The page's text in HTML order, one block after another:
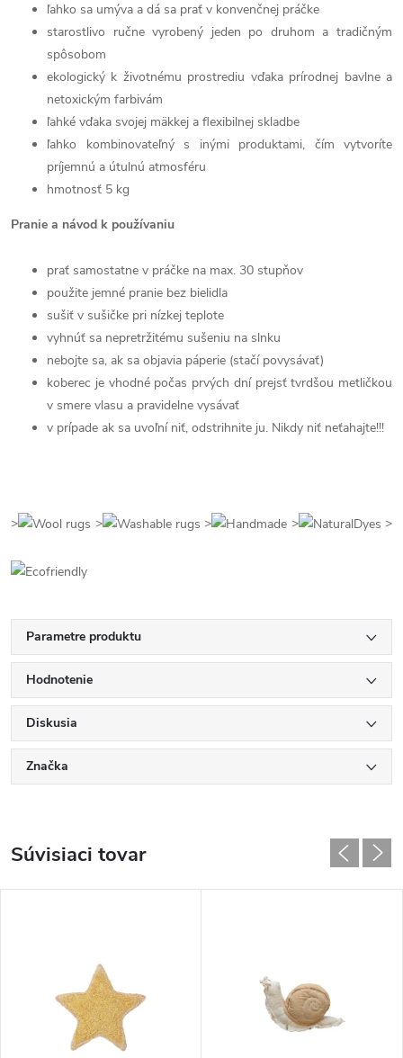
ľahko sa umýva a dá sa prať v konvenčnej práčke
starostlivo ručne vyrobený jeden po druhom a tradičným
spôsobom
ekologický k životnému prostrediu vďaka prírodnej bavlne a
netoxickým farbivám
ľahké vďaka svojej mäkkej a flexibilnej skladbe
ľahko kombinovateľný s inými produktami, čím vytvoríte
príjemnú a útulnú atmosféru
hmotnosť 5 kg
Pranie a návod k používaniu
prať samostatne v práčke na max. 30 stupňov
použite jemné pranie bez bielidla
sušiť v sušičke pri nízkej teplote
vyhnúť sa nepretržitému sušeniu na slnku
nebojte sa, ak sa objavia páperie (stačí povysávať)
koberec je vhodné počas prvých dní prejsť tvrdšou metličkou
v smere vlasu a pravidelne vysávať
v prípade ak sa uvoľní niť, odstrihnite ju. Nikdy niť neťahajte!!!
> > > > >
Parametre produktu
Hodnotenie
Diskusia
Značka
Súvisiaci tovar